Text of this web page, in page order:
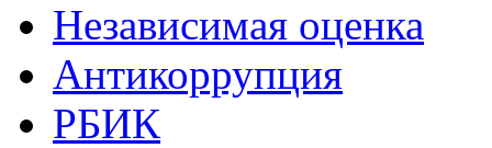
Независимая оценка
Антикоррупция
РБИК